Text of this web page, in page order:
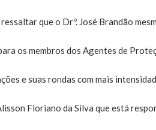
que o Drº. José Brandão
os membros dos Agentes de
e suas rondas com mais
Floriano da Silva que está